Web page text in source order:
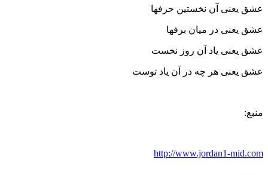
عشق یعنی آن نخستین حرفها
عشق یعنی در میان برفها
عشق یعنی یاد آن روز نخست
عشق یعنی هر چه در آن یاد توست
منبع:
http://www.jordan1-mid.com